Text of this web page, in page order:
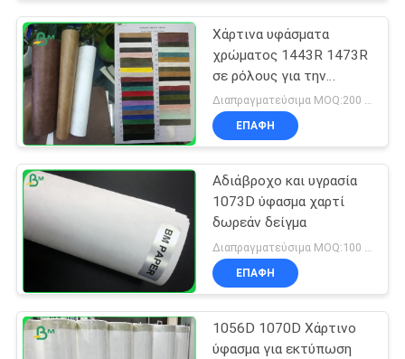
Χάρτινα υφάσματα
χρώματος 1443R 1473R
σε ρόλους για την
κατασκευή παπουτσιών Διαπραγματεύσιμα MOQ:200 μέτρα
ΕΠΑΦΉ
Αδιάβροχο και υγρασία
1073D ύφασμα χαρτί
δωρεάν δείγμα
ΕΠΑΦΉ
1056D 1070D Χάρτινο
ύφασμα για εκτύπωση